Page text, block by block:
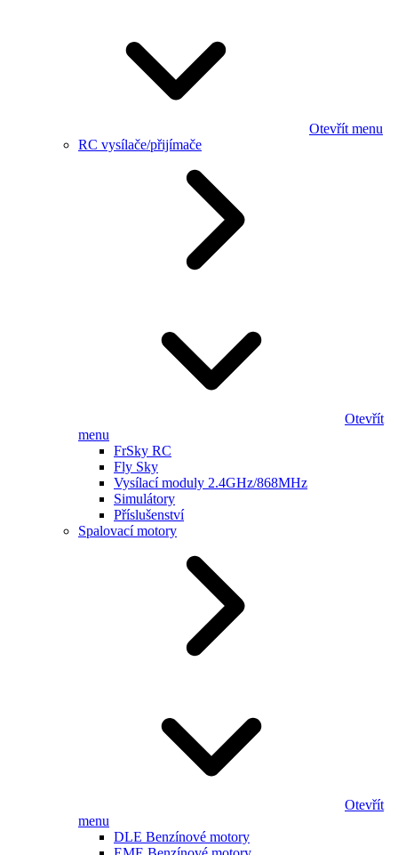
Otevřít menu
RC vysílače/přijímače
Otevřít
menu
FrSky RC
Fly Sky
Vysílací moduly 2.4GHz/868MHz
Simulátory
Příslušenství
Spalovací motory
Otevřít
menu
DLE Benzínové motory